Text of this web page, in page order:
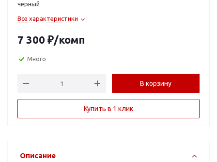
черный
Все характеристики
7 300 ₽/комп
Много
В корзину
Купить в 1 клик
Описание